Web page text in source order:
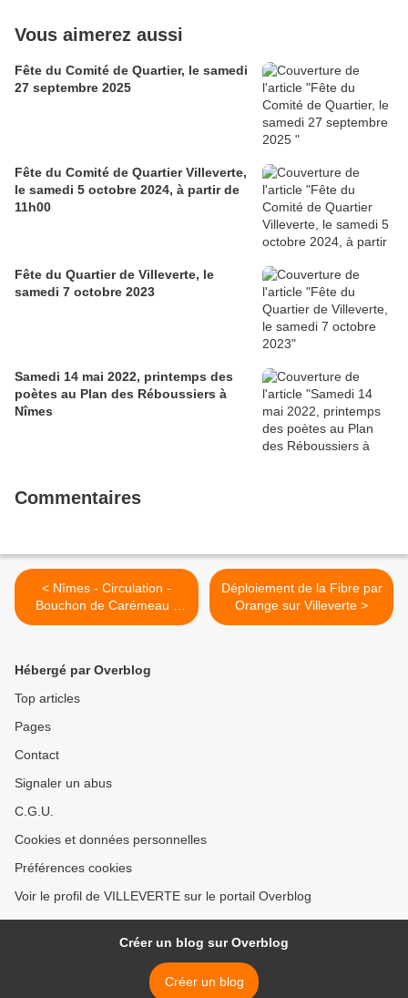
Vous aimerez aussi
Fête du Comité de Quartier, le samedi
27 septembre 2025
Fête du Comité de Quartier Villeverte,
le samedi 5 octobre 2024, à partir de
11h00
Fête du Quartier de Villeverte, le
samedi 7 octobre 2023
Samedi 14 mai 2022, printemps des
poètes au Plan des Réboussiers à
Nîmes
Commentaires
< Nîmes - Circulation -
Bouchon de Carémeau -
Pétition
Déploiement de la Fibre par
Orange sur Villeverte >
Hébergé par Overblog
Top articles
Pages
Contact
Signaler un abus
C.G.U.
Cookies et données personnelles
Préférences cookies
Voir le profil de VILLEVERTE sur le portail Overblog
Créer un blog sur Overblog
Créer un blog